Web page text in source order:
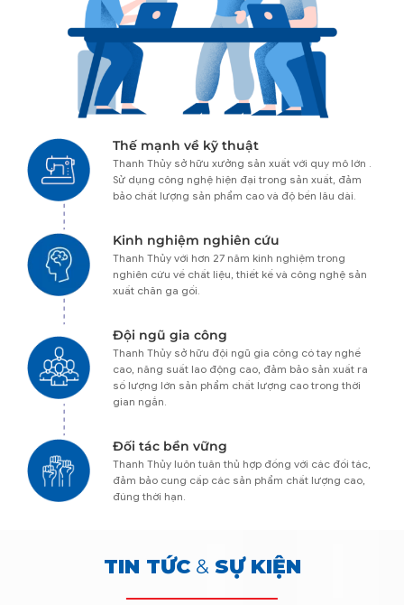
Thế mạnh về kỹ thuật
Thanh Thủy sở hữu xưởng sản xuất với quy mô lớn .
Sử dụng công nghệ hiện đại trong sản xuất, đảm
bảo chất lượng sản phẩm cao và độ bền lâu dài.
Kinh nghiệm nghiên cứu
Thanh Thủy với hơn 27 năm kinh nghiệm trong
nghiên cứu về chất liệu, thiết kế và công nghệ sản
xuất chăn ga gối.
Đội ngũ gia công
Thanh Thủy sở hữu đội ngũ gia công có tay nghề
cao, năng suất lao động cao, đảm bảo sản xuất ra
số lượng lớn sản phẩm chất lượng cao trong thời
gian ngắn.
Đối tác bền vững
Thanh Thủy luôn tuân thủ hợp đồng với các đối tác,
đảm bảo cung cấp các sản phẩm chất lượng cao,
đúng thời hạn.
TIN TỨC& SỰ KIỆN